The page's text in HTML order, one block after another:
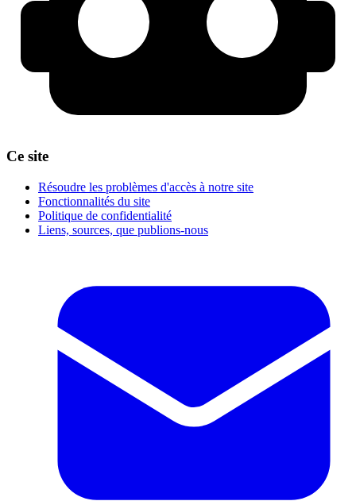
Ce site
Résoudre les problèmes d'accès à notre site
Fonctionnalités du site
Politique de confidentialité
Liens, sources, que publions-nous